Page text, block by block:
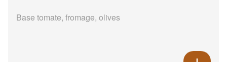
Base tomate, fromage, olives